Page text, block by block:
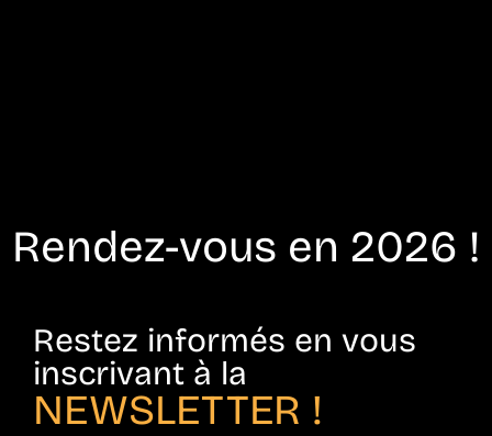
Rendez-vous en 2026 !
Restez informés en vous
inscrivant à la
NEWSLETTER !